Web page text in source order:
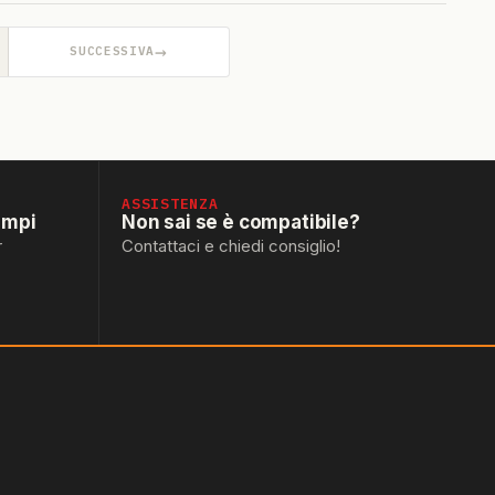
SUCCESSIVA→
ASSISTENZA
Non sai se è compatibile?
Contattaci e chiedi consiglio!